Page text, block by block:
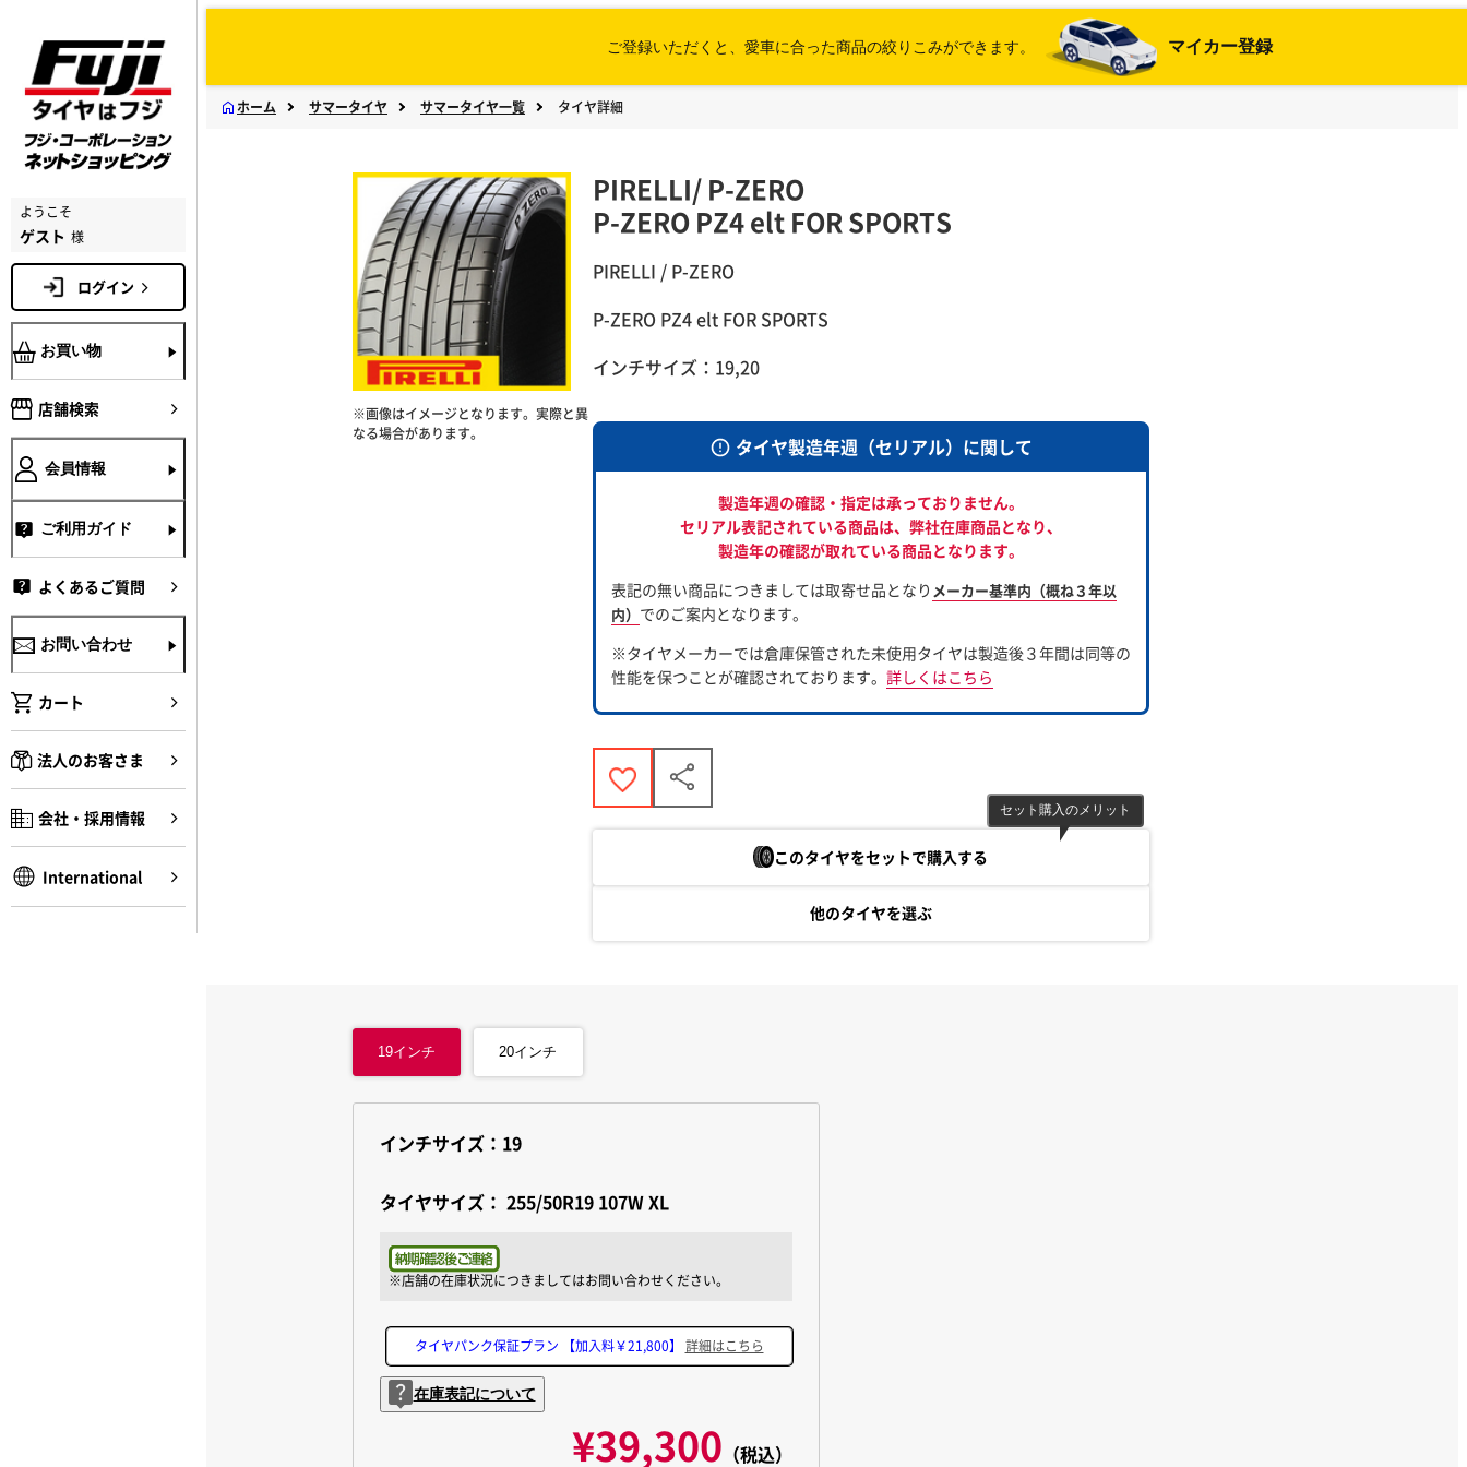
ようこそ
ゲスト 様
ログイン
お買い物
店舗検索
会員情報
ご利用ガイド
よくあるご質問
お問い合わせ
カート
法人のお客さま
会社・採用情報
International
ご登録いただくと、愛車に合った商品の絞りこみができます。 マイカー登録
ホーム サマータイヤ サマータイヤ一覧 タイヤ詳細
※画像はイメージとなります。実際と異
なる場合があります。
PIRELLI/P-ZERO
P-ZERO PZ4 elt FOR SPORTS
PIRELLI / P-ZERO
P-ZERO PZ4 elt FOR SPORTS
インチサイズ：19,20
タイヤ製造年週（セリアル）に関して
製造年週の確認・指定は承っておりません。
セリアル表記されている商品は、 弊社在庫商品となり、
製造年の確認が取れている商品となります。
表記の無い商品につきましては取寄せ品となり メーカー基準内（概ね３年以
内） でのご案内となります。
※タイヤメーカーでは倉庫保管された未使用タイヤは製造後３年間は同等の
性能を保つことが確認されております。 詳しくはこちら
セット購入のメリット
このタイヤをセットで購入する
他のタイヤを選ぶ
19インチ 20インチ
インチサイズ：19
タイヤサイズ： 255/50R19 107W XL
タイヤパンク保証プラン 【加入料￥21,800】 詳細はこちら
在庫表記について
¥39,300 （税込）